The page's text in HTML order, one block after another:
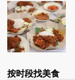
按时段找美食